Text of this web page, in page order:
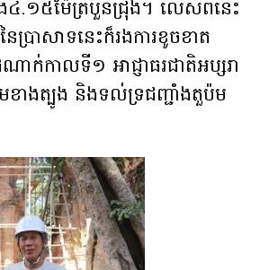
៤.១៥ម៉ែត្របួនជ្រុង។ លើសពីនេះ
ៃប្រាសាទនេះក៏រងការខូចខាត
ក់កាលទី១ អាជ្ញាធរជាតិអប្សរា
ាងត្បូង និងទល់ទ្រជញ្ជាំងតួប៉ម